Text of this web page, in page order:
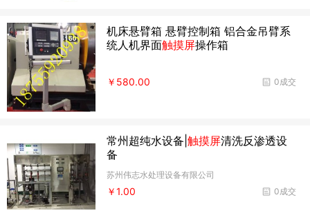
机床悬臂箱 悬臂控制箱 铝合金吊臂系
统人机界面触摸屏操作箱
0成交
￥580.00
常州超纯水设备|触摸屏清洗反渗透设
备
苏州伟志水处理设备有限公司
0成交
￥1.00